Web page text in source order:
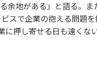
余地がある」と語る。
スで企業の抱える問題
押し寄せる日も遠くな